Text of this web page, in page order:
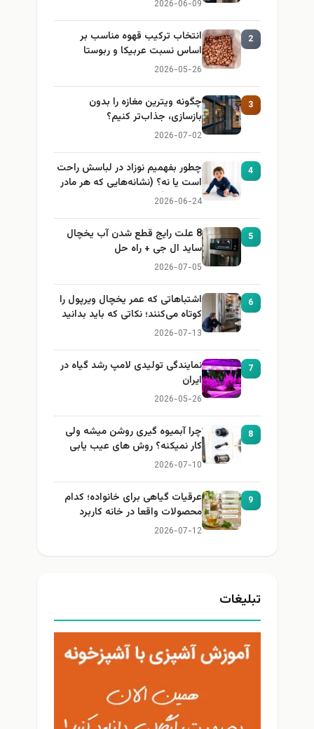
2026-06-09
2
انتخاب ترکیب قهوه مناسب بر
اساس نسبت عربیکا و ربوستا
2026-05-26
3
چگونه ویترین مغازه را بدون
بازسازی، جذاب‌تر کنیم؟
2026-07-02
4
چطور بفهمیم نوزاد در لباسش راحت
است یا نه؟ (نشانه‌هایی که هر مادر
باید بداند)
2026-06-24
5
8 علت رایج قطع شدن آب یخچال
ساید ال جی + راه حل
2026-07-05
6
اشتباهاتی که عمر یخچال ویرپول را
کوتاه می‌کنند؛ نکاتی که باید بدانید
2026-07-13
7
نمایندگی تولیدی لامپ رشد گیاه در
ایران
2026-05-26
8
چرا آبمیوه گیری روشن میشه ولی
کار نمیکنه؟ روش های عیب یابی
2026-07-10
9
عرقیات گیاهی برای خانواده؛ کدام
محصولات واقعا در خانه کاربرد
دارند؟
2026-07-12
تبلیغات